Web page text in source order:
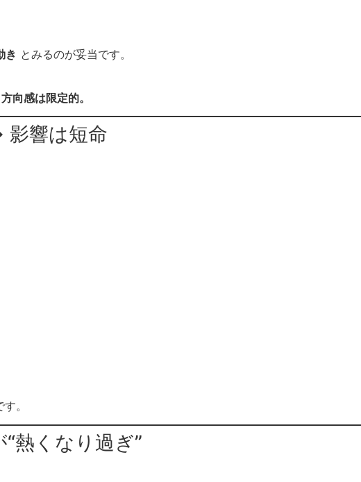
き とみるのが妥当です。
向感は限定的。
響は短命
。
熱くなり過ぎ”